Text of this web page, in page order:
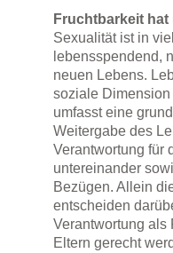
Fruchtbarkeit
Sexualität ist in
lebensspendend,
neuen Lebens.
soziale
umfasst eine
Weitergabe des
Verantwortung für
untereinander
Bezügen. Allein
entscheiden
Verantwortung als
Eltern gerecht